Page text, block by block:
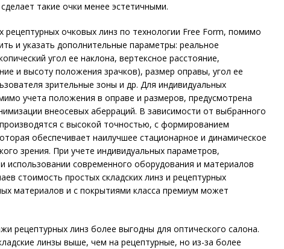
такие очки менее эстетичными.
рецептурных очковых линз по технологии Free Form, помимо
и указать дополнительные параметры: реальное
угол ее наклона, вертексное расстояние,
и высоту положения зрачков), размер оправы, угол ее
зрительные зоны и др. Для индивидуальных
учета положения в оправе и размеров, предусмотрена
внеосевых аберраций. В зависимости от выбранного
с высокой точностью, с формированием
обеспечивает наилучшее стационарное и динамическое
зрения. При учете индивидуальных параметров,
использовании современного оборудования и материалов
стоимость простых складских линз и рецептурных
материалов и с покрытиями класса премиум может
рецептурных линз более выгодны для оптического салона.
линзы выше, чем на рецептурные, но из-за более